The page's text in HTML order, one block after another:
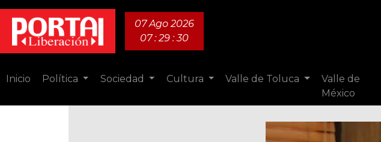
07 Ago 2026
07 : 29 : 31
Inicio Política Sociedad Cultura Valle de Toluca
Valle de
México